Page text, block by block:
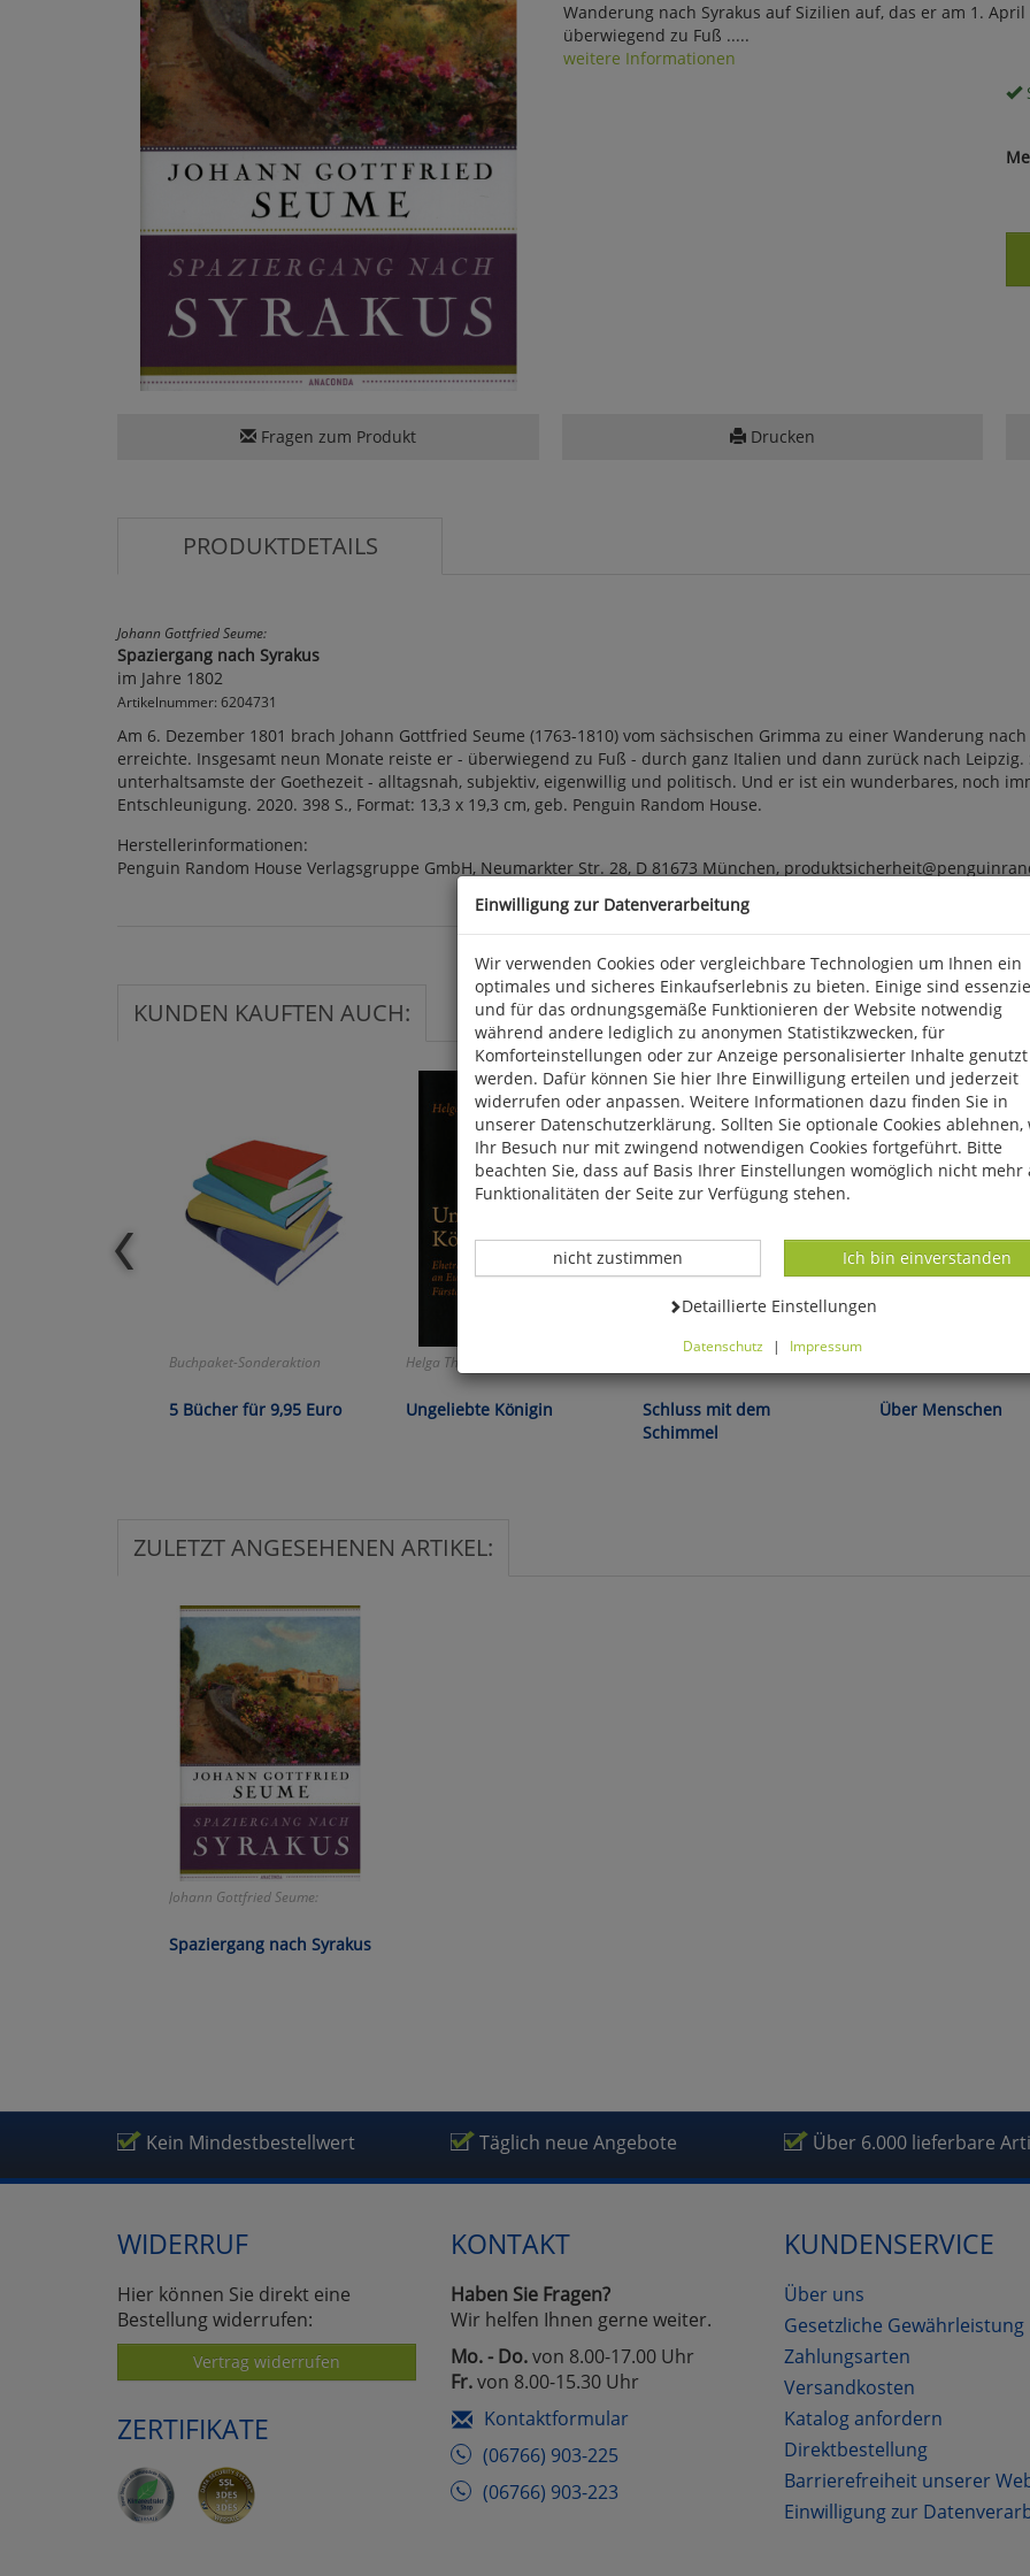
Wanderung nach Syrakus auf Sizilien auf, das er am 1.
überwiegend zu Fuß .....
weitere Informationen
Fragen zum Produkt Drucken
PRODUKTDETAILS
Johann Gottfried Seume:
Spaziergang nach Syrakus
im Jahre 1802
Artikelnummer: 6204731
Am 6. Dezember 1801 brach Johann Gottfried Seume (1763-1810) vom sächsischen Grimma zu einer Wanderung
erreichte. Insgesamt neun Monate reiste er - überwiegend zu Fuß - durch ganz Italien und dann zurück nach
unterhaltsamste der Goethezeit - alltagsnah, subjektiv, eigenwillig und politisch. Und er ist ein wunderbares, noch
Entschleunigung. 2020. 398 S., Format: 13,3 x 19,3 cm, geb. Penguin Random House.
Herstellerinformationen:
Penguin Random House Verlagsgruppe GmbH, Neumarkter Str. 28, D 81673 München,
KUNDEN KAUFTEN AUCH:
Buchpaket-Sonderaktion
5 Bücher für 9,95 Euro
Helga Thoma:
Ungeliebte Königin
Schluss mit dem
Schimmel
Über Menschen
ZULETZT ANGESEHENEN ARTIKEL:
Johann Gottfried Seume:
Spaziergang nach Syrakus
Kein Mindestbestellwert Täglich neue Angebote Über 6.000 lieferbare
WIDERRUF
Hier können Sie direkt eine
Bestellung widerrufen:
Vertrag widerrufen
ZERTIFIKATE
KONTAKT
Haben Sie Fragen?
Wir helfen Ihnen gerne weiter.
Mo. - Do.von 8.00-17.00 Uhr
Fr.von 8.00-15.30 Uhr
Kontaktformular
(06766) 903-225
(06766) 903-223
KUNDENSERVICE
Über uns
Gesetzliche Gewährleistung
Zahlungsarten
Versandkosten
Katalog anfordern
Direktbestellung
Barrierefreiheit unserer
Einwilligung zur
Einwilligung zur Datenverarbeitung
Wir verwenden Cookies oder vergleichbare Technologien um Ihnen ein
optimales und sicheres Einkaufserlebnis zu bieten. Einige sind
und für das ordnungsgemäße Funktionieren der Website notwendig
während andere lediglich zu anonymen Statistikzwecken, für
Komforteinstellungen oder zur Anzeige personalisierter Inhalte genutzt
werden. Dafür können Sie hier Ihre Einwilligung erteilen und jederzeit
widerrufen oder anpassen. Weitere Informationen dazu finden Sie in
unserer Datenschutzerklärung. Sollten Sie optionale Cookies ablehnen,
Ihr Besuch nur mit zwingend notwendigen Cookies fortgeführt. Bitte
beachten Sie, dass auf Basis Ihrer Einstellungen womöglich nicht mehr
Funktionalitäten der Seite zur Verfügung stehen.
Datenverarbeitung -
Ich bin einverstanden
Datenverarbeitung -
nicht zustimmen
Datenverarbeitung -
Detaillierte Einstellungen
Datenschutz | Impressum
Cookies ablehnen, wird Ihr Besuch nur mit zwingend notwendigen
fortgeführt. Bitte beachten Sie, dass auf Basis Ihrer Einstellungen
nicht mehr alle Funktionalitäten der Seite zur Verfügung stehen.